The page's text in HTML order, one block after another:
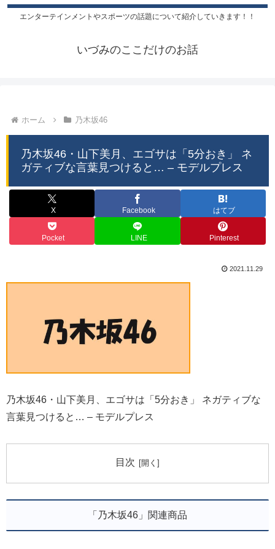
エンターテインメントやスポーツの話題について紹介していきます！！
いづみのここだけのお話
ホーム 乃木坂46
乃木坂46・山下美月、エゴサは「5分おき」 ネ
ガティブな言葉見つけると… – モデルプレス
X Facebook はてブ
Pocket LINE Pinterest
2021.11.29
乃木坂46・山下美月、エゴサは「5分おき」 ネガティブな
言葉見つけると… – モデルプレス
目次
「乃木坂46」関連商品